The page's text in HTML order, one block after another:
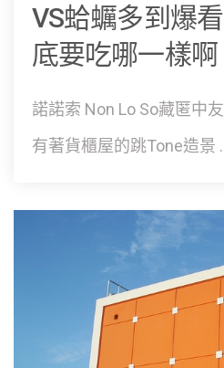
VS蛤蠣多到爆
底要吃哪一樣啊
諾諾索 Non Lo So藏匿中
有著貨櫃屋的跳Tone造景